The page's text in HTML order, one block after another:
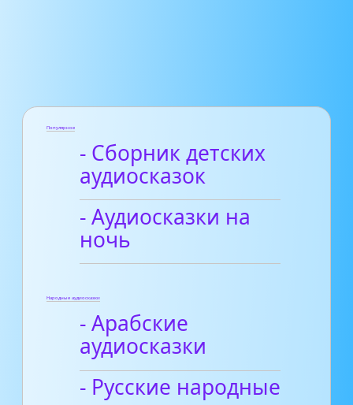
Популярное
- Сборник детских
аудиосказок
- Аудиосказки на
ночь
Народные аудиосказки
- Арабские
аудиосказки
- Русские народные